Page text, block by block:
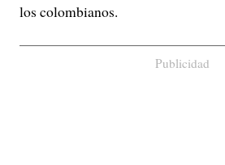
los colombianos.
Publicidad